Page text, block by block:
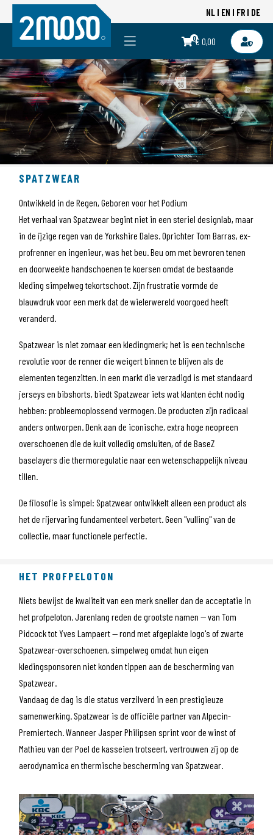
NL EN FR DE
0€ 0,00
SPATZWEAR
Ontwikkeld in de Regen, Geboren voor het Podium
Het verhaal van Spatzwear begint niet in een steriel designlab, maar
in de ijzige regen van de Yorkshire Dales. Oprichter Tom Barras, ex-
profrenner en ingenieur, was het beu. Beu om met bevroren tenen
en doorweekte handschoenen te koersen omdat de bestaande
kleding simpelweg tekortschoot. Zijn frustratie vormde de
blauwdruk voor een merk dat de wielerwereld voorgoed heeft
veranderd.
Spatzwear is niet zomaar een kledingmerk; het is een technische
revolutie voor de renner die weigert binnen te blijven als de
elementen tegenzitten. In een markt die verzadigd is met standaard
jerseys en bibshorts, biedt Spatzwear iets wat klanten écht nodig
hebben: probleemoplossend vermogen. De producten zijn radicaal
anders ontworpen. Denk aan de iconische, extra hoge neopreen
overschoenen die de kuit volledig omsluiten, of de BaseZ
baselayers die thermoregulatie naar een wetenschappelijk niveau
tillen.
De filosofie is simpel: Spatzwear ontwikkelt alleen een product als
het de rijervaring fundamenteel verbetert. Geen "vulling" van de
collectie, maar functionele perfectie.
HET PROFPELOTON
Niets bewijst de kwaliteit van een merk sneller dan de acceptatie in
het profpeloton. Jarenlang reden de grootste namen — van Tom
Pidcock tot Yves Lampaert — rond met afgeplakte logo's of zwarte
Spatzwear-overschoenen, simpelweg omdat hun eigen
kledingsponsoren niet konden tippen aan de bescherming van
Spatzwear.
Vandaag de dag is die status verzilverd in een prestigieuze
samenwerking. Spatzwear is de officiële partner van Alpecin-
Premiertech. Wanneer Jasper Philipsen sprint voor de winst of
Mathieu van der Poel de kasseien trotseert, vertrouwen zij op de
aerodynamica en thermische bescherming van Spatzwear.